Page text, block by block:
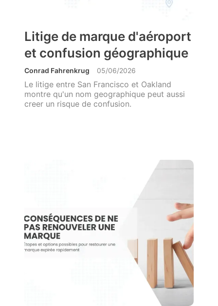
Litige de marque d'aéroport
et confusion géographique
Conrad Fahrenkrug 05/06/2026
Le litige entre San Francisco et Oakland
montre qu'un nom geographique peut aussi
creer un risque de confusion.